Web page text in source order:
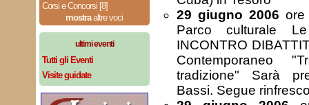
Corsi e Concorsi [8]
mostraaltre voci
ultimi eventi
Tutti gli Eventi
Visite guidate
29 giugno 2006 ore
Parco culturale
INCONTRO
Contemporaneo
tradizione" Sarà
Bassi. Segue